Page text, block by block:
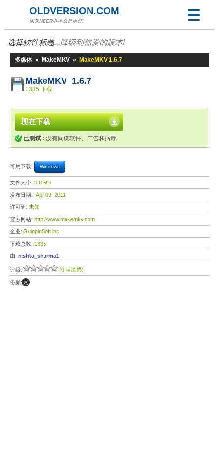
OLDVERSION.COM
因为NEER并不总是更好!
选择软件标题...降级到你爱的版本!
多媒体 » MakeMKV » MakeMKV 1.6.7
MakeMKV 1.6.7
1335 下载
现在下载
已测试 : 没有间谍软件、广告和病毒
可用下载: Windows
文件大小: 3.8 MB
发布日期: Apr 09, 2011
许可证: 未知
官方网站: http://www.makemkv.com
企业: GuinpinSoft inc
下载总数: 1335
由: nishta_sharma1
评级: (0 表决票)
份额: